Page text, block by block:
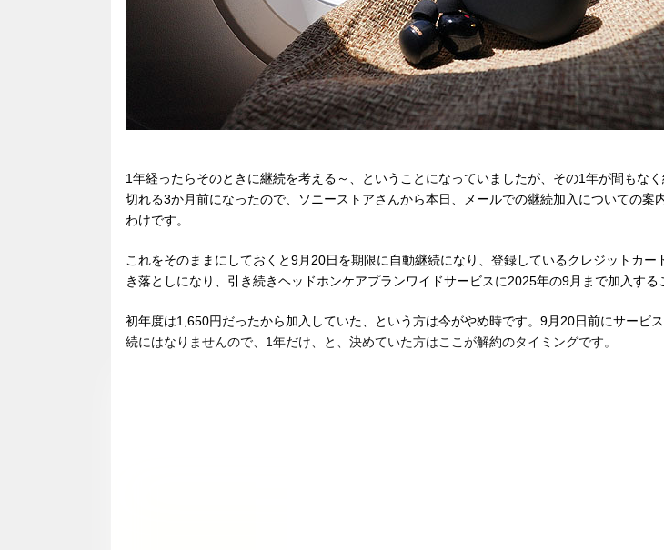
1年経ったらそのときに継続を考える～、ということになっていましたが、その1年が間もな
切れる3か月前になったので、ソニーストアさんから本日、メールでの継続加入についての案
わけです。
これをそのままにしておくと9月20日を期限に自動継続になり、登録しているクレジットカー
き落としになり、引き続きヘッドホンケアプランワイドサービスに2025年の9月まで加入する
初年度は1,650円だったから加入していた、という方は今がやめ時です。9月20日前にサービ
続にはなりませんので、1年だけ、と、決めていた方はここが解約のタイミングです。